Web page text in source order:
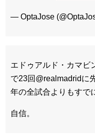
— OptaJose
エドゥアルド・カマビ
で23回@realmadridに
年の全試合よりもすで
自信。